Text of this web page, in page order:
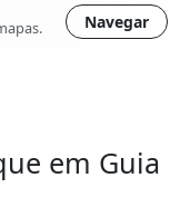
Navegar
em Guia